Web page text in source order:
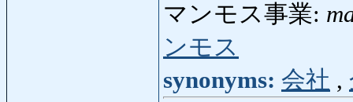
マンモス事業:
ンモス
synonyms: 会社 ,